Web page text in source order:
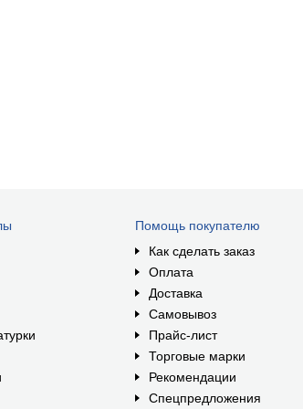
Помощь покупателю
Как сделать заказ
Оплата
Доставка
Самовывоз
Прайс-лист
Торговые марки
Рекомендации
Спецпредложения